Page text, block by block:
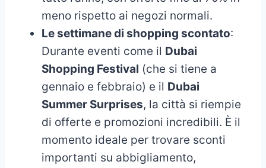
meno rispetto ai negozi normali.
Le settimane di shopping scontato:
Durante eventi come il Dubai
Shopping Festival (che si tiene a
gennaio e febbraio) e il Dubai
Summer Surprises, la città si riempie
di offerte e promozioni incredibili. È il
momento ideale per trovare sconti
importanti su abbigliamento,